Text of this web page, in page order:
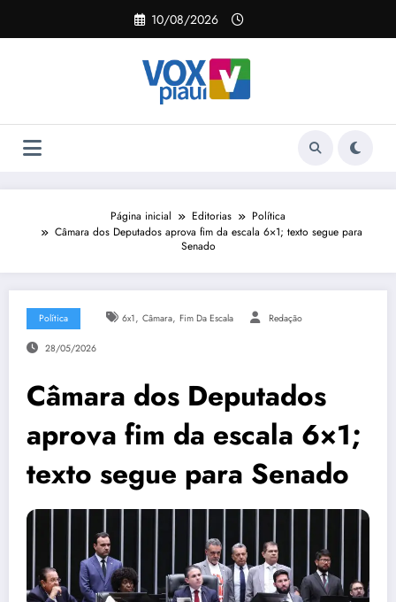
o
10/08/2026
Página inicial Editorias
Política
Câmara dos Deputados aprova fim da escala 6×1; texto segue para
Senado
Política 6x1, Câmara, Fim Da Escala Redação
28/05/2026
Câmara dos Deputados
aprova fim da escala 6×1;
texto segue para Senado